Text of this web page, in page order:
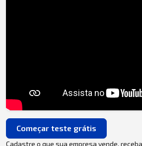
Começar teste grátis
Cadastre o que sua empresa vende,